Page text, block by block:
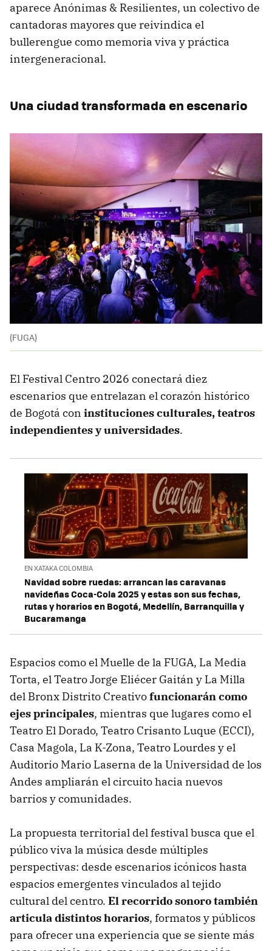
aparece Anónimas & Resilientes, un colectivo de
cantadoras mayores que reivindica el
bullerengue como memoria viva y práctica
intergeneracional.
Una ciudad transformada en escenario
(FUGA)
El Festival Centro 2026 conectará diez
escenarios que entrelazan el corazón histórico
de Bogotá con instituciones culturales, teatros
independientes y universidades.
EN XATAKA COLOMBIA
Navidad sobre ruedas: arrancan las caravanas
navideñas Coca-Cola 2025 y estas son sus fechas,
rutas y horarios en Bogotá, Medellín, Barranquilla y
Bucaramanga
Espacios como el Muelle de la FUGA, La Media
Torta, el Teatro Jorge Eliécer Gaitán y La Milla
del Bronx Distrito Creativofuncionarán como
ejes principales, mientras que lugares como el
Teatro El Dorado, Teatro Crisanto Luque (ECCI),
Casa Magola, La K-Zona, Teatro Lourdes y el
Auditorio Mario Laserna de la Universidad de los
Andes ampliarán el circuito hacia nuevos
barrios y comunidades.
La propuesta territorial del festival busca que el
público viva la música desde múltiples
perspectivas: desde escenarios icónicos hasta
espacios emergentes vinculados al tejido
cultural del centro. El recorrido sonoro también
articula distintos horarios, formatos y públicos
para ofrecer una experiencia que se siente más